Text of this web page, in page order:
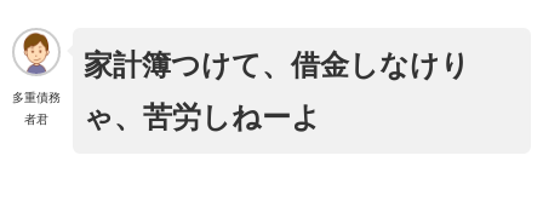
多重債務
者君
家計簿つけて、借金しなけり
ゃ、苦労しねーよ